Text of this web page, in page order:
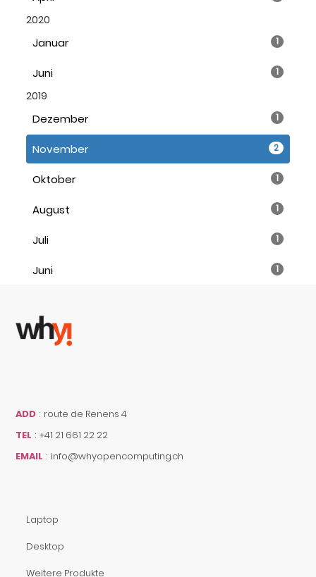
2020
Januar 1
Juni 1
2019
Dezember 1
November 2
Oktober 1
August 1
Juli 1
Juni 1
ADD : route de Renens 4
TEL : +41 21 661 22 22
EMAIL : info@whyopencomputing.ch
Laptop
Desktop
Weitere Produkte